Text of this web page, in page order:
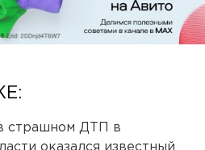
страшном ДТП в
оказался известный